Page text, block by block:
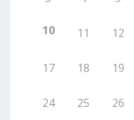
10 11 12
17 18 19
24 25 26